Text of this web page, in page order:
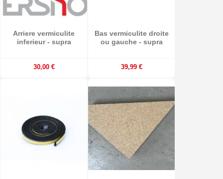
Arriere vermiculite
inferieur - supra
30,00 €
Bas vermiculite droite
ou gauche - supra
39,99 €